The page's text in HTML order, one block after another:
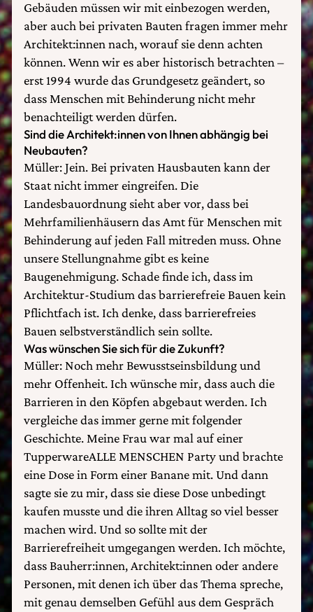
Gebäuden müssen wir mit einbezogen werden,
aber auch bei privaten Bauten fragen immer mehr
Architekt:innen nach, worauf sie denn achten
können. Wenn wir es aber historisch betrachten –
erst 1994 wurde das Grundgesetz geändert, so
dass Menschen mit Behinderung nicht mehr
benachteiligt werden dürfen.
Sind die Architekt:innen von Ihnen abhängig bei
Neubauten?
Müller: Jein. Bei privaten Hausbauten kann der
Staat nicht immer eingreifen. Die
Landesbauordnung sieht aber vor, dass bei
Mehrfamilienhäusern das Amt für Menschen mit
Behinderung auf jeden Fall mitreden muss. Ohne
unsere Stellungnahme gibt es keine
Baugenehmigung. Schade finde ich, dass im
Architektur-Studium das barrierefreie Bauen kein
Pflichtfach ist. Ich denke, dass barrierefreies
Bauen selbstverständlich sein sollte.
Was wünschen Sie sich für die Zukunft?
Müller: Noch mehr Bewusstseinsbildung und
mehr Offenheit. Ich wünsche mir, dass auch die
Barrieren in den Köpfen abgebaut werden. Ich
vergleiche das immer gerne mit folgender
Geschichte. Meine Frau war mal auf einer
TupperwareALLE MENSCHEN Party und brachte
eine Dose in Form einer Banane mit. Und dann
sagte sie zu mir, dass sie diese Dose unbedingt
kaufen musste und die ihren Alltag so viel besser
machen wird. Und so sollte mit der
Barrierefreiheit umgegangen werden. Ich möchte,
dass Bauherr:innen, Architekt:innen oder andere
Personen, mit denen ich über das Thema spreche,
mit genau demselben Gefühl aus dem Gespräch